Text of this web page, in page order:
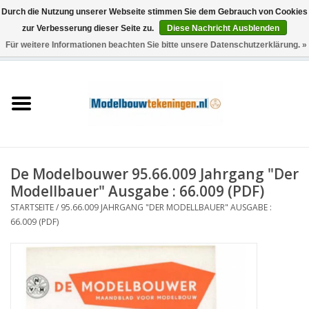
0 Artikel - €0,00
Schiffe
Holzbau
Landschaft
Dokumentation
De Modelbouwer 95.66.009 Jahrgang "Der
Modellbauer" Ausgabe : 66.009 (PDF)
STARTSEITE/ 95.66.009 JAHRGANG "DER MODELLBAUER" AUSGABE :
66.009 (PDF)
Durch die Nutzung unserer Webseite stimmen Sie dem Gebrauch von Cookies
zur Verbesserung dieser Seite zu.
Diese Nachricht Ausblenden
Für weitere Informationen beachten Sie bitte unsere Datenschutzerklärung. »